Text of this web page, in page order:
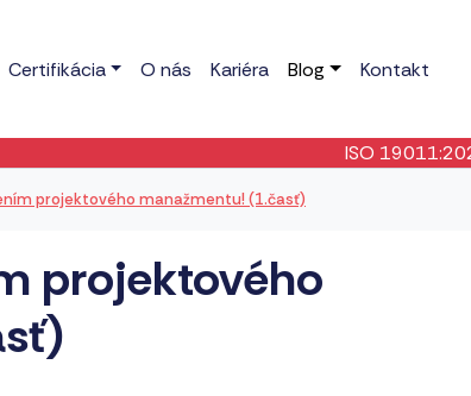
Certifikácia O nás Kariéra Blog Kontakt
ISO 19011:2026- Bola
projektového manažmentu! (1.časť)
projektového